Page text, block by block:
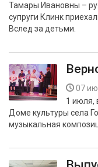
Тамары Ивановны –
супруги Клинк
Вслед за детьми.
07
1 июля,
Доме культуры села
музыкальная